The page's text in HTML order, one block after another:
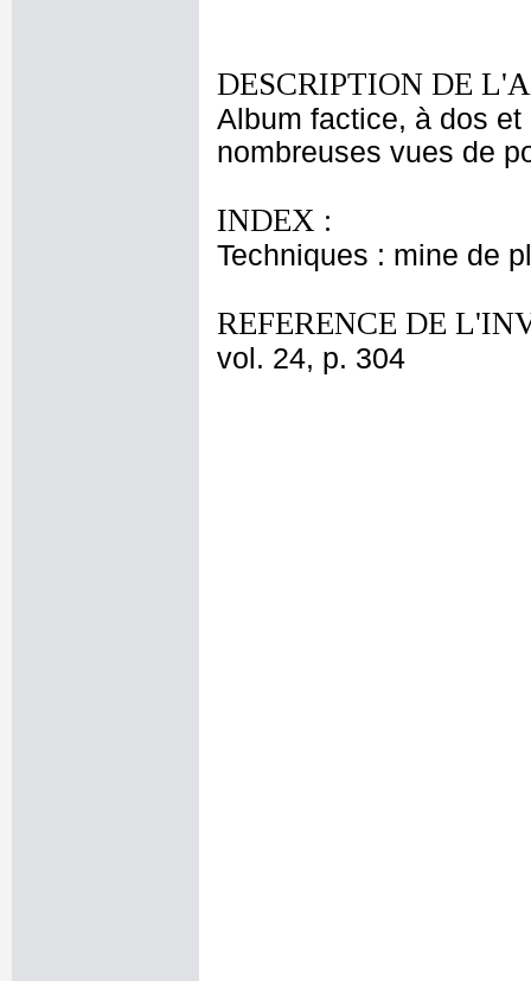
DESCRIPTION DE
Album factice, à dos
nombreuses vues de
INDEX :
Techniques : mine de
REFERENCE DE
vol. 24, p. 304